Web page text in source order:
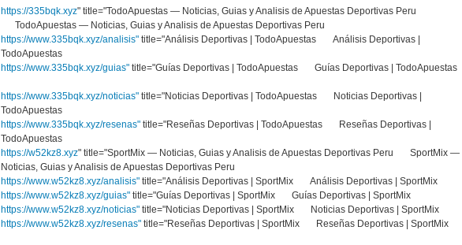
https://335bqk.xyz" title="TodoApuestas — Noticias, Guias y Analisis de Apuestas Deportivas Peru
TodoApuestas — Noticias, Guias y Analisis de Apuestas Deportivas Peru
https://www.335bqk.xyz/analisis" title="Análisis Deportivas | TodoApuestas Análisis Deportivas |
TodoApuestas
https://www.335bqk.xyz/guias" title="Guías Deportivas | TodoApuestas Guías Deportivas | TodoApuestas
https://www.335bqk.xyz/noticias" title="Noticias Deportivas | TodoApuestas Noticias Deportivas |
TodoApuestas
https://www.335bqk.xyz/resenas" title="Reseñas Deportivas | TodoApuestas Reseñas Deportivas |
TodoApuestas
https://w52kz8.xyz" title="SportMix — Noticias, Guias y Analisis de Apuestas Deportivas Peru SportMix —
Noticias, Guias y Analisis de Apuestas Deportivas Peru
https://www.w52kz8.xyz/analisis" title="Análisis Deportivas | SportMix Análisis Deportivas | SportMix
https://www.w52kz8.xyz/guias" title="Guías Deportivas | SportMix Guías Deportivas | SportMix
https://www.w52kz8.xyz/noticias" title="Noticias Deportivas | SportMix Noticias Deportivas | SportMix
https://www.w52kz8.xyz/resenas" title="Reseñas Deportivas | SportMix Reseñas Deportivas | SportMix